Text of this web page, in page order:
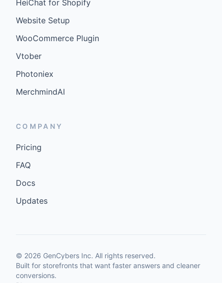
HeiChat for Shopify
Website Setup
WooCommerce Plugin
Vtober
Photoniex
MerchmindAI
COMPANY
Pricing
FAQ
Docs
Updates
© 2026 GenCybers Inc. All rights reserved.
Built for storefronts that want faster answers and cleaner
conversions.